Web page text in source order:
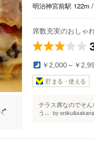
明治神宮前駅 122m
席数充実のおしゃ
￥2,000～￥
貯まる・使える
テラス席なのでそ
う...
by